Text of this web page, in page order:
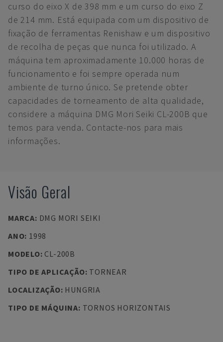
curso do eixo X de 398 mm e um curso do eixo Z
de 214 mm. Está equipada com um dispositivo de
fixação de ferramentas Renishaw e um dispositivo
de recolha de peças que nunca foi utilizado. A
máquina tem aproximadamente 10.000 horas de
funcionamento e foi sempre operada num
ambiente de turno único. Se pretende obter
capacidades de torneamento de alta qualidade,
considere a máquina DMG Mori Seiki CL-200B que
temos para venda. Contacte-nos para mais
informações.
Visão Geral
MARCA: DMG MORI SEIKI
ANO: 1998
MODELO: CL-200B
TIPO DE APLICAÇÃO: TORNEAR
LOCALIZAÇÃO: HUNGRIA
TIPO DE MÁQUINA: TORNOS HORIZONTAIS